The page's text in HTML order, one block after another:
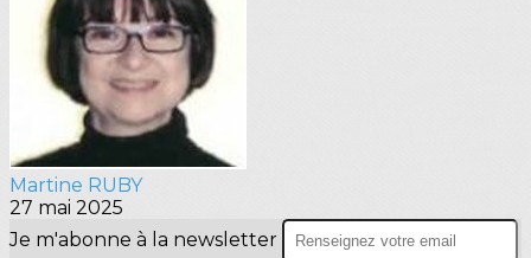
Martine RUBY
27 mai 2025
Je m'abonne à la newsletter